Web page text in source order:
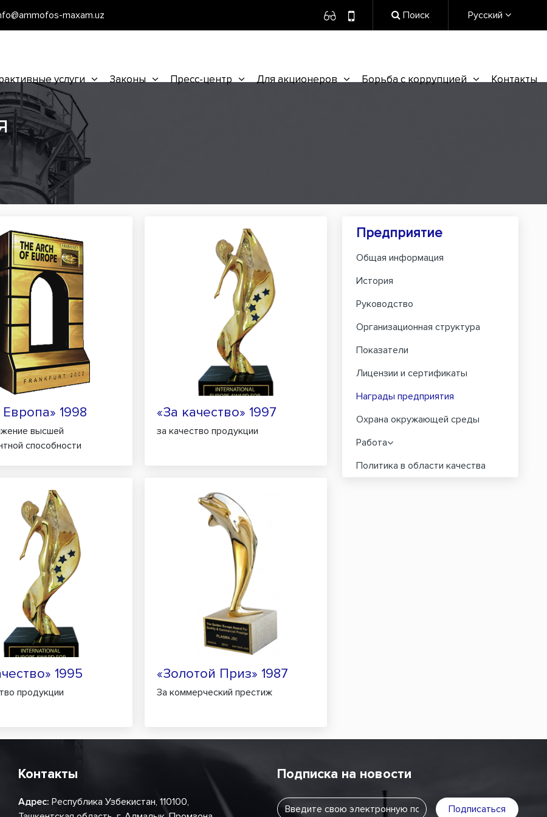
maxam.uz Поиск Русский
услуги Законы Пресс-центр Для акционеров Борьба с коррупцией Контакты
1998
высшей
способности
«За качество» 1997
за качество продукции
1995
продукции
«Золотой Приз» 1987
За коммерческий престиж
Предприятие
Общая информация
История
Руководство
Организационная структура
Показатели
Лицензии и сертификаты
Награды предприятия
Охрана окружающей среды
Работа
Политика в области качества
Контакты
Адрес: Республика Узбекистан, 110100,
Подписка на новости
Подписаться